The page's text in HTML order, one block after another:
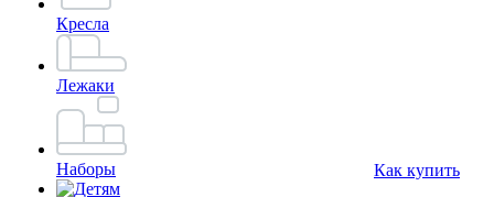
Кресла
Лежаки
Наборы
Как купить